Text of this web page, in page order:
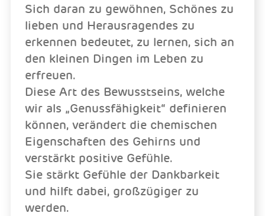
Sich daran zu gewöhnen, Schönes zu
lieben und Herausragendes zu
erkennen bedeutet, zu lernen, sich an
den kleinen Dingen im Leben zu
erfreuen.
Diese Art des Bewusstseins, welche
wir als „Genussfähigkeit“ definieren
können, verändert die chemischen
Eigenschaften des Gehirns und
verstärkt positive Gefühle.
Sie stärkt Gefühle der Dankbarkeit
und hilft dabei, großzügiger zu
werden.